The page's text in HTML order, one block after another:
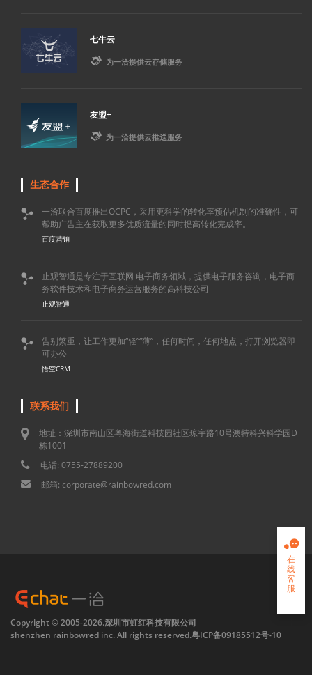
七牛云
 为一洽提供云存储服务
友盟+
 为一洽提供云推送服务
生态合作

一洽联合百度推出OCPC，采用更科学的转化率预估机制的准确性，可
帮助广告主在获取更多优质流量的同时提高转化完成率。
百度营销

止观智通是专注于互联网 电子商务领域，提供电子服务咨询，电子商
务软件技术和电子商务运营服务的高科技公司
止观智通

告别繁重，让工作更加“轻”“薄”，任何时间，任何地点，打开浏览器即
可办公
悟空CRM
联系我们
地址：深圳市南山区粤海街道科技园社区琼宇路10号澳特科兴科学园D
栋1001
电话: 0755-27889200
邮箱: corporate@rainbowred.com

在
线
客
服
Copyright © 2005-2026.深圳市虹红科技有限公司
shenzhen rainbowred inc. All rights reserved.粤ICP备09185512号-10